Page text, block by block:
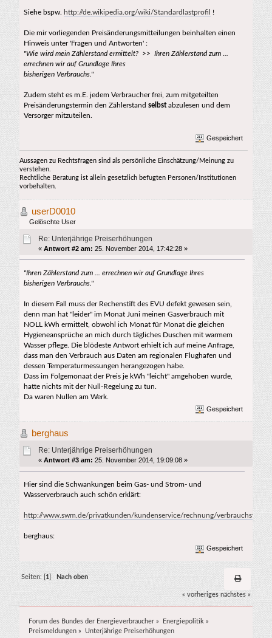
Siehe bspw. http://de.wikipedia.org/wiki/Standardlastprofil !
Die mir vorliegenden Preisänderungsmitteilungen beinhalten einen
Hinweis unter 'Fragen und Antworten' :
"Wie wird mein Zählerstand ermittelt? >> Ihren Zählerstand zum ...
errechnen wir auf Grundlage Ihres
bisherigen Verbrauchs."
Zudem steht es m.E. jedem Verbraucher frei, zum mitgeteilten
Preisänderungstermin den Zählerstand selbstabzulesen und dem
Versorger mitzuteilen.
Gespeichert
Aussagen zu Rechtsfragen sind als persönliche Einschätzung/Meinung zu
verstehen.
Rechtliche Beratung ist allein gesetzlich befugten Personen/Institutionen
vorbehalten.
userD0010
Gelöschte User
Re: Unterjährige Preiserhöhungen
« Antwort #2 am: 25. November 2014, 17:42:28 »
"Ihren Zählerstand zum ... errechnen wir auf Grundlage Ihres
bisherigen Verbrauchs."
In diesem Fall muss der Rechenstift des EVU defekt gewesen sein,
denn man hat "leider" im Monat Juni meinen Gasverbrauch mit
NOLL kWh ermittelt, obwohl ich Monat für Monat die gleichen
Hygieneansprüche an mich durch tägliches Duschen mit warmem
Wasser pflege. Die blödeste Antwort erhielt ich auf meine Anfrage,
dass man den Verbrauch aus Daten am regionalen Flughafen und
dessen Temperaturmessungen herangezogen habe.
Dass im Folgemonaat der Preis je kWh "leicht" amgehoben wurde,
hatte nichts mit der Null-Regelung zu tun.
Da waren Nullen am Werk.
Gespeichert
berghaus
Re: Unterjährige Preiserhöhungen
« Antwort #3 am: 25. November 2014, 19:09:08 »
Hier sind die Schwankungen beim Gas- und Strom- und
Wasserverbrauch auch schön erklärt:
http://www.swm.de/privatkunden/kundenservice/rechnung/
berghaus:
Gespeichert
Seiten: [ 1 Nach oben
« vorheriges nächstes »
Forum des Bundes der Energieverbraucher » Energiepolitik »
Preismeldungen » Unterjährige Preiserhöhungen